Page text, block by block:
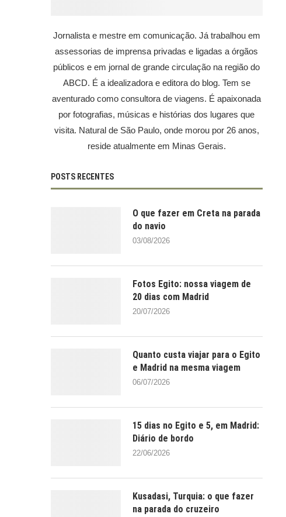
Jornalista e mestre em comunicação. Já trabalhou em
assessorias de imprensa privadas e ligadas a órgãos
públicos e em jornal de grande circulação na região do
ABCD. É a idealizadora e editora do blog. Tem se
aventurado como consultora de viagens. É apaixonada
por fotografias, músicas e histórias dos lugares que
visita. Natural de São Paulo, onde morou por 26 anos,
reside atualmente em Minas Gerais.
POSTS RECENTES
O que fazer em Creta na parada
do navio
03/08/2026
Fotos Egito: nossa viagem de
20 dias com Madrid
20/07/2026
Quanto custa viajar para o Egito
e Madrid na mesma viagem
06/07/2026
15 dias no Egito e 5, em Madrid:
Diário de bordo
22/06/2026
Kusadasi, Turquia: o que fazer
na parada do cruzeiro